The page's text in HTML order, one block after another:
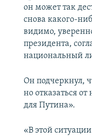
он может так
снова какого-
видимо,
президента,
национальный
Он подчеркнул,
но отказаться
для Путина».
«В этой